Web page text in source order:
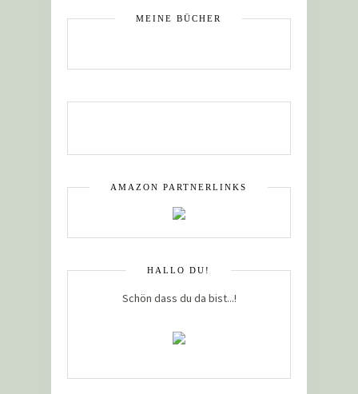
MEINE BÜCHER
AMAZON PARTNERLINKS
HALLO DU!
Schön dass du da bist...!